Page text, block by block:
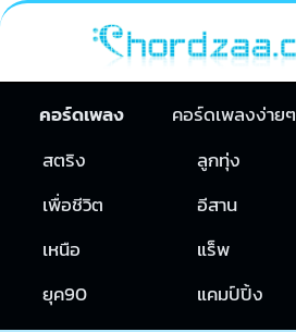
คอร์ดเพลง คอร์ดเพลงง่ายๆ
สตริง
ลูกทุ่ง
เพื่อชีวิต
อีสาน
เหนือ
แร็พ
ยุค90
แคมป์ปิ้ง